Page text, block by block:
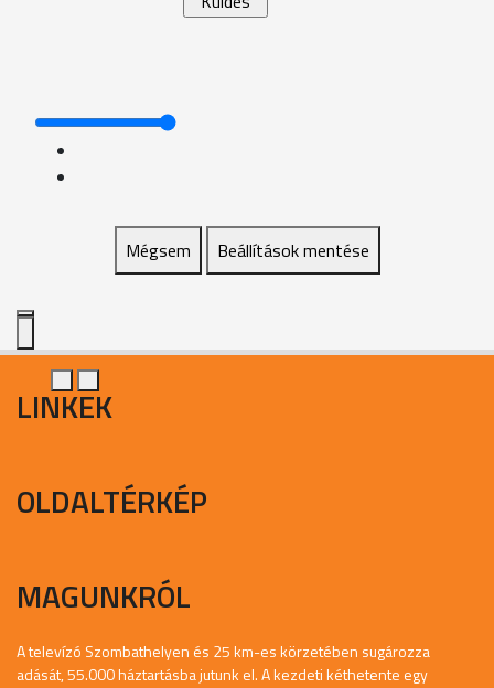
Mégsem Beállítások mentése
LINKEK
OLDALTÉRKÉP
MAGUNKRÓL
A televízó Szombathelyen és 25 km-es körzetében sugározza
adását, 55.000 háztartásba jutunk el. A kezdeti kéthetente egy